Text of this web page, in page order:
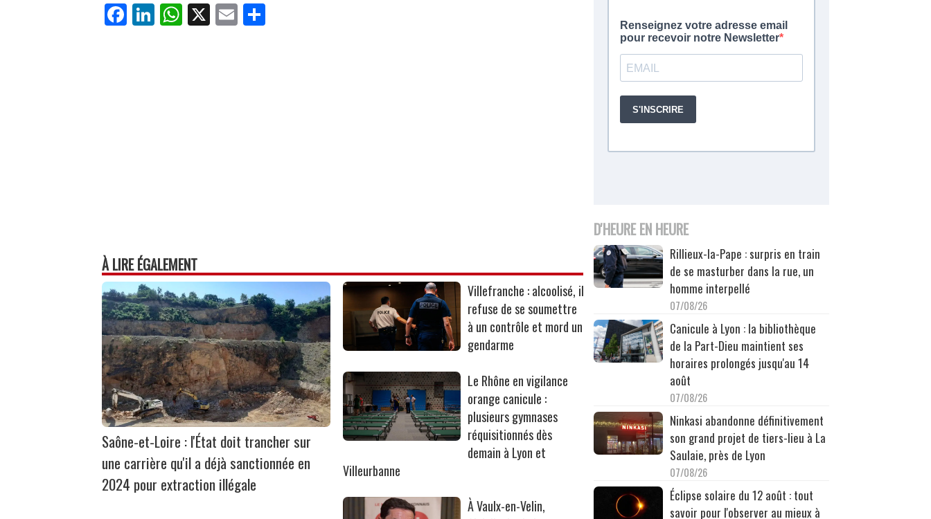
Fa
ce
Li
nk
W
ha
X E
m
À LIRE ÉGALEMENT
Saône-et-Loire : l'État doit trancher sur
une carrière qu'il a déjà sanctionnée en
2024 pour extraction illégale
Villefranche : alcoolisé, il
refuse de se soumettre
à un contrôle et mord un
gendarme
Le Rhône en vigilance
orange canicule :
plusieurs gymnases
réquisitionnés dès
demain à Lyon et
Villeurbanne
À Vaulx-en-Velin,
D'HEURE EN HEURE
Rillieux-la-Pape : surpris en train
de se masturber dans la rue, un
homme interpellé
07/08/26
Canicule à Lyon : la bibliothèque
de la Part-Dieu maintient ses
horaires prolongés jusqu'au 14
août
07/08/26
Ninkasi abandonne définitivement
son grand projet de tiers-lieu à La
Saulaie, près de Lyon
07/08/26
Éclipse solaire du 12 août : tout
savoir pour l'observer au mieux à